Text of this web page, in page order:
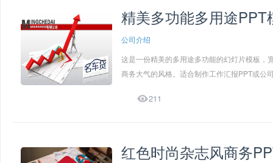
精美多功能多用途PPT
公司介绍
这是一份精美的多用途多功能的幻灯片模板，
商务大气的风格。适合制作工作汇报PPT或公
211
红色时尚杂志风商务